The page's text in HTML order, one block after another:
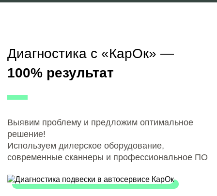
Диагностика с «КарОк» —
100% результат
Выявим проблему и предложим оптимальное
решение!
Используем дилерское оборудование,
современные сканнеры и профессиональное ПО